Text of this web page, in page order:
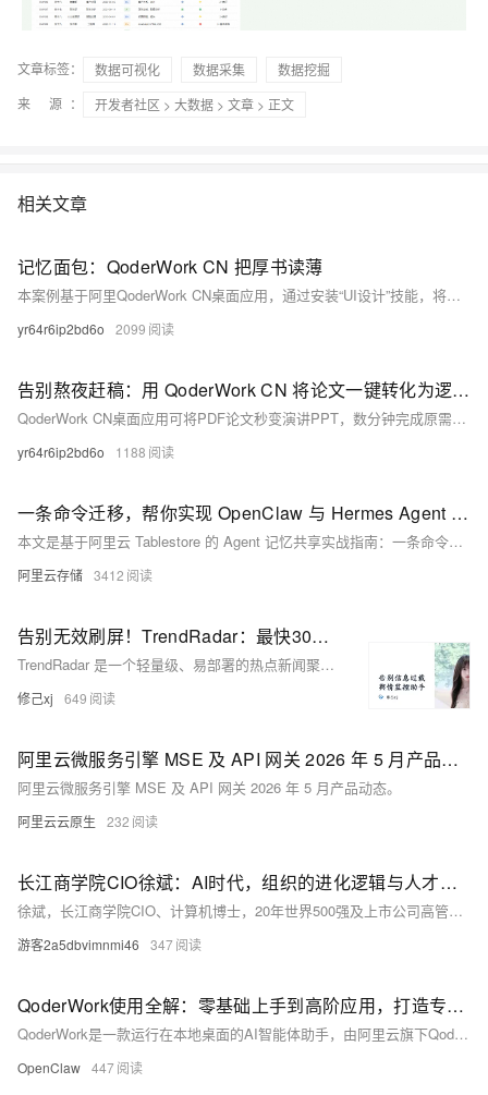
文章标签： 数据可视化 数据采集
数据挖掘
来 源：
开发者社区 > 大数据 > 文章 > 正文
相关文章
记忆面包：QoderWork CN 把厚书读薄
本案例基于阿里QoderWork CN桌面应用，通过安装“UI设计”技能，将学习笔记一键转化为含填空、选择、判断等题型的交互式复习卡片，支持HTML导出，大幅提升备考效率。
yr64r6ip2bd6o 2099
告别熬夜赶稿：用 QoderWork CN 将论文一键转化为逻辑清晰、简介美观的PPT
QoderWork CN桌面应用可将PDF论文秒变演讲PPT，数分钟完成原需数小时的排版，让学术汇报既高效又出彩。
yr64r6ip2bd6o 1188
一条命令迁移，帮你实现 OpenClaw 与 Hermes Agent 记忆互通！
本文是基于阿里云 Tablestore 的 Agent 记忆共享实战指南：一条命令迁移 OpenClaw 记忆至 Hermes，通过统一 Tablestore 实例、应用 ID 与租户 ID，实现跨Agent（如龙虾与马）记忆自动互通、实时同步与语义检索，支持 CLI 管理与对话中直接调用，安全可靠，开箱即用。
阿里云存储 3412
告别无效刷屏！TrendRadar：最快30秒部署的开源热点助手，让你只看真正关心的新闻
TrendRadar 是一个轻量级、易部署的热点新闻聚合与推送工具。它能够从知乎、抖音、B站、微博、百度、华尔街见闻等11个主流平台抓取热搜榜单，然后根据你设定的关键词进行智能筛选，最终将你最关心的内容推送到手机或邮箱。
修己xj 649
阿里云微服务引擎 MSE 及 API 网关 2026 年 5 月产品动态
阿里云微服务引擎 MSE 及 API 网关 2026 年 5 月产品动态。
阿里云云原生 232
长江商学院CIO徐斌：AI时代，组织的进化逻辑与人才转型新思维
徐斌，长江商学院CIO、计算机博士，20年世界500强及上市公司高管经验，首创数字化“三驾马车”方法论（流程变革、IT固化、数字运营），成功主导得力集团全链路转型，助力其获评首批浙江省未来工厂。
游客2a5dbvimnmi46 347
QoderWork使用全解：零基础上手到高阶应用，打造专属AI工作助手
QoderWork是一款运行在本地桌面的AI智能体助手，由阿里云旗下Qoder团队打造，核心定位是替代传统聊天式AI，以自主执行多步骤任务的方式，成为用户身边的“AI实习生”，覆盖文件管理、数据处理、文档生成、跨应用协作等全场景工作需求。从零基础入门到深度定制，再到打造专属工作流，这套指南将带你全面掌握QoderWork，让它从简单工具升级为全能工作搭档。
OpenClaw 447